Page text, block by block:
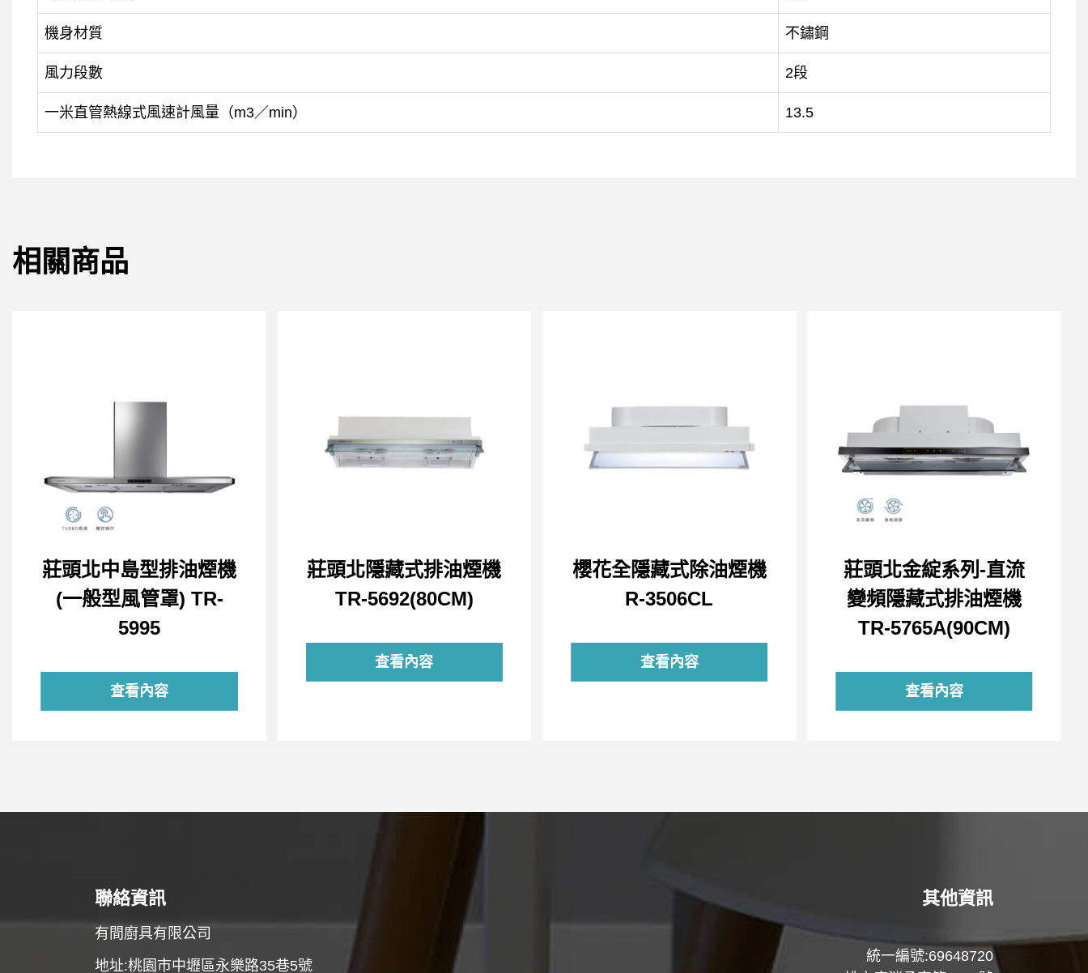
機身材質 不鏽鋼
風力段數 2段
一米直管熱線式風速計風量（m3／min） 13.5
相關商品
莊頭北中島型排油煙機
(一般型風管罩) TR-
5995
查看內容
莊頭北隱藏式排油煙機
TR-5692(80CM)
查看內容
櫻花全隱藏式除油煙機
R-3506CL
查看內容
莊頭北金綻系列-直流
變頻隱藏式排油煙機
TR-5765A(90CM)
查看內容
聯絡資訊
有間廚具有限公司
地址:桃園市中壢區永樂路35巷5號
其他資訊
統一編號:69648720